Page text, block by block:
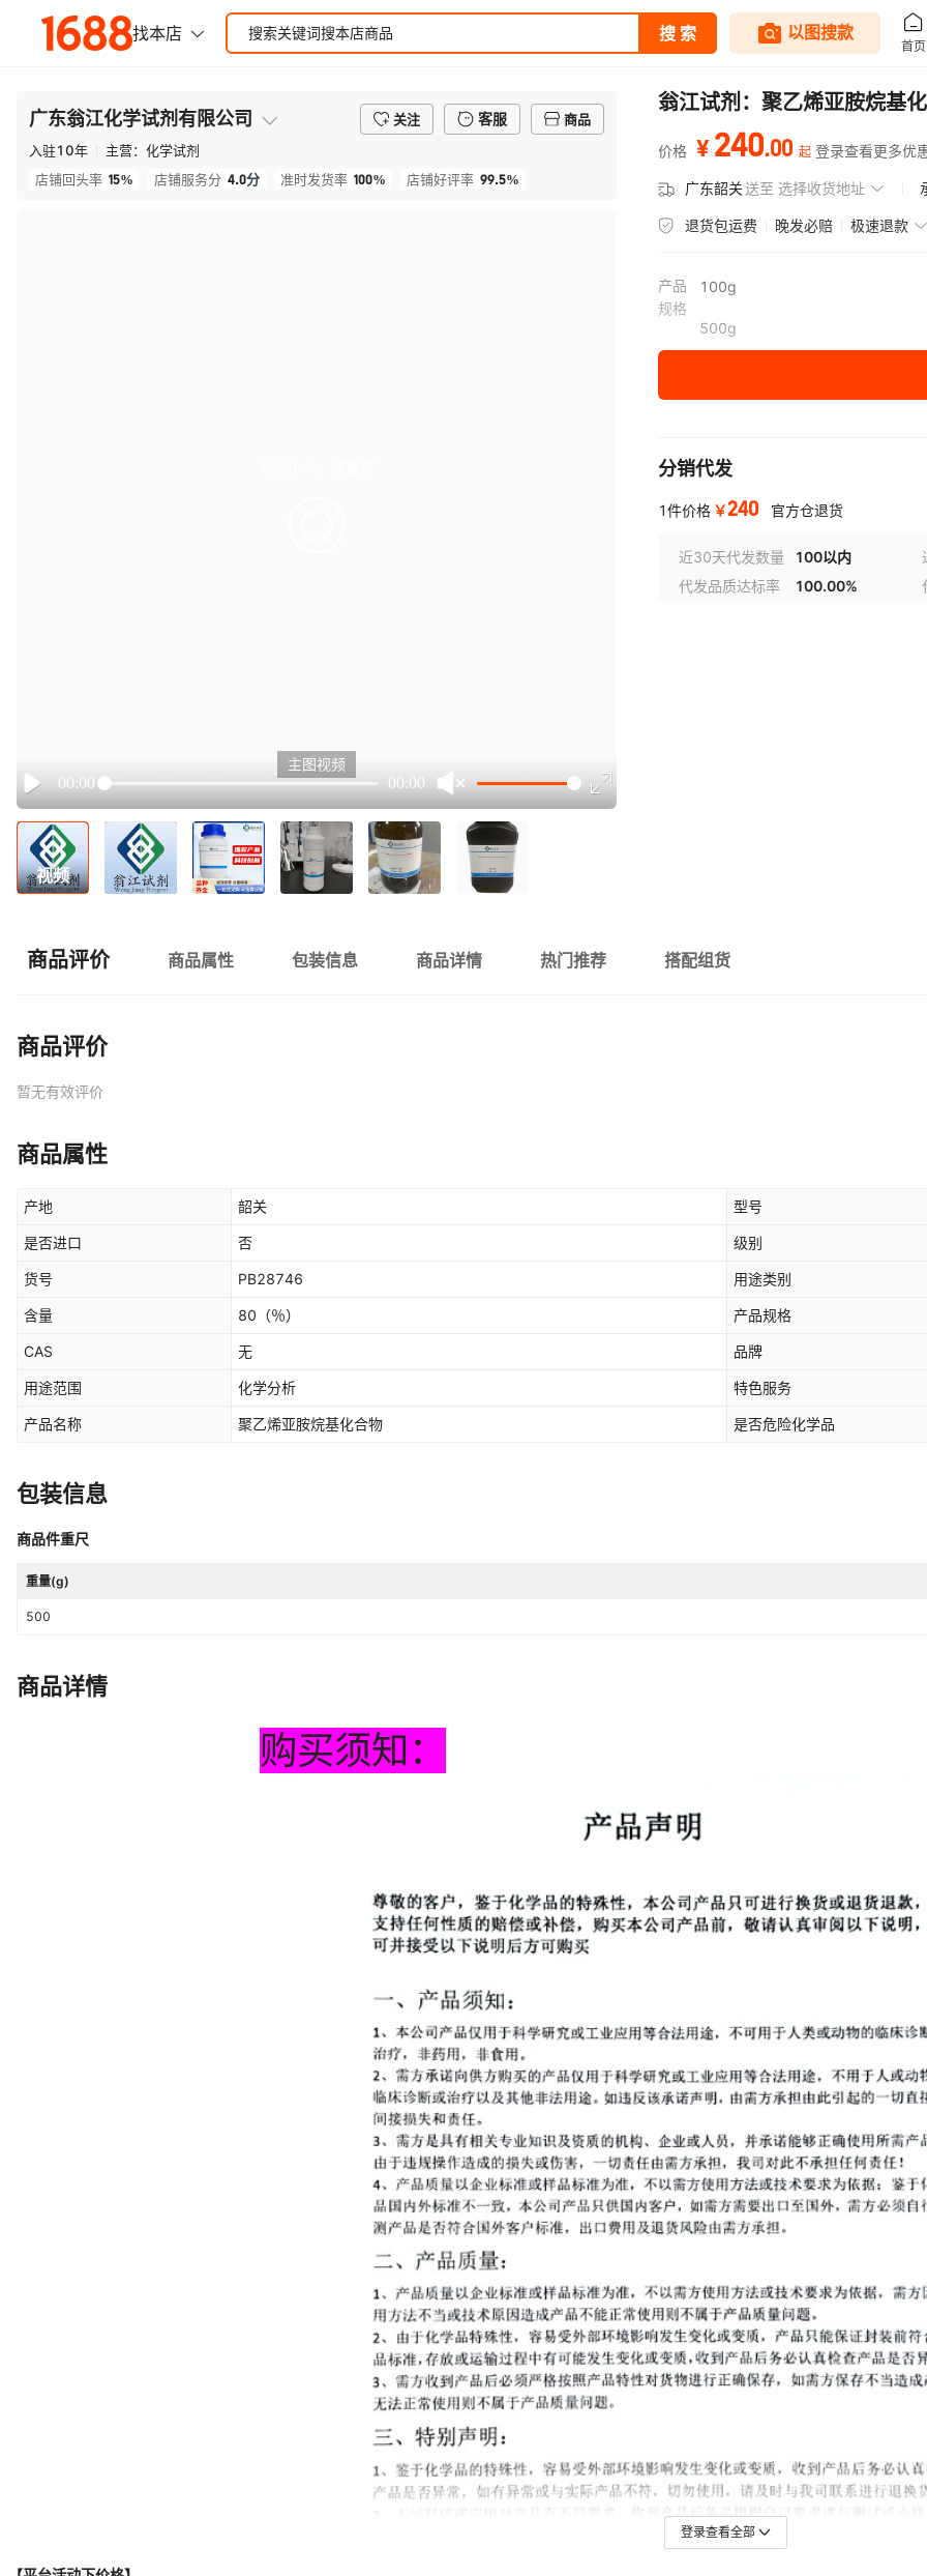
广东翁江化学试剂有限公司 关注 客服
商品
入驻10年 主营： 化学试剂
店铺回头率 15% 店铺服务分 4.0分 准时发货率 100% 店铺好评率 99.5%
Play
00:00 00:00
主图视频
视频
翁江试剂：聚乙烯亚胺烷
价格 ¥ 240.00 起 登录查看更多优
广东韶关送至 选择收货地址
退货包运费 晚发必赔 极速退款
产品
规格
100g
500g
分销代发
1件价格 ￥240 官方仓退货
近30天代发数量 100以内
代发品质达标率
100.00%
商品评价 商品属性 包装信息 商品详情 热门推荐 搭配组货
商品评价
暂无有效评价
商品属性
产地 韶关 型号
是否进口 否 级别
货号 PB28746 用途类别
含量 80 （％） 产品规格
CAS 无 品牌
用途范围 化学分析 特色服务
产品名称 聚乙烯亚胺烷基化合物 是否危险化学品
包装信息
商品件重尺
重量(g)
500
商品详情
登录查看全部